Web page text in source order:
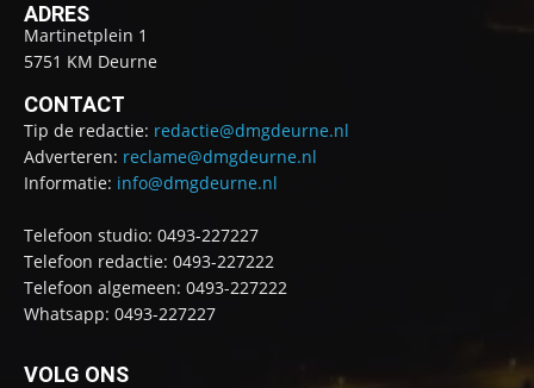
ADRES
Martinetplein 1
5751 KM Deurne
CONTACT
Tip de redactie: redactie@dmgdeurne.nl
Adverteren: reclame@dmgdeurne.nl
Informatie: info@dmgdeurne.nl
Telefoon studio: 0493-227227
Telefoon redactie: 0493-227222
Telefoon algemeen: 0493-227222
Whatsapp: 0493-227227
VOLG ONS